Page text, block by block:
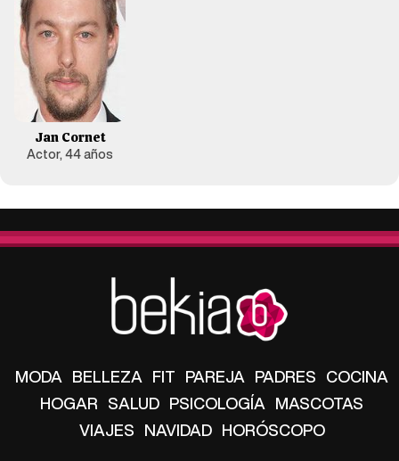
Jan Cornet
Actor, 44 años
MODA BELLEZA FIT PAREJA PADRES COCINA
HOGAR SALUD PSICOLOGÍA MASCOTAS
VIAJES NAVIDAD HORÓSCOPO